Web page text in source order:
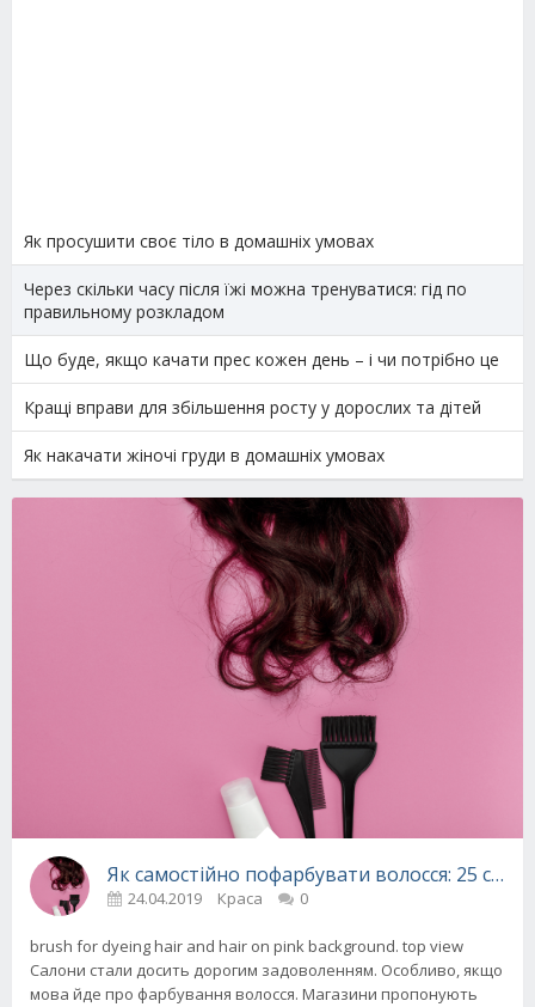
Як просушити своє тіло в домашніх умовах
Через скільки часу після їжі можна тренуватися: гід по
правильному розкладом
Що буде, якщо качати прес кожен день – і чи потрібно це
Кращі вправи для збільшення росту у дорослих та дітей
Як накачати жіночі груди в домашніх умовах
Як самостійно пофарбувати волосся: 25
24.04.2019 Краса 0
brush for dyeing hair and hair on pink background. top view
Салони стали досить дорогим задоволенням. Особливо, якщо
мова йде про фарбування волосся. Магазини пропонують